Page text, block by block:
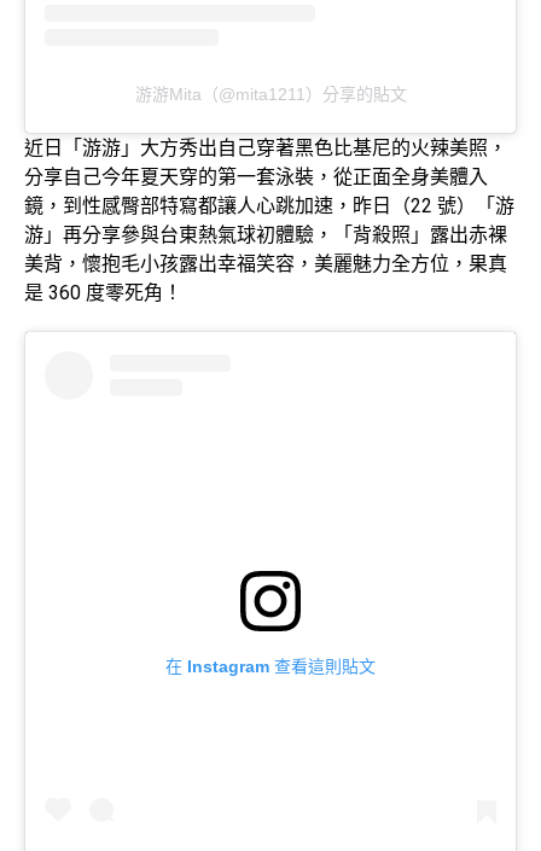
游游Mita（@mita1211）分享的貼文
近日「游游」大方秀出自己穿著黑色比基尼的火辣美照，
分享自己今年夏天穿的第一套泳裝，從正面全身美體入
鏡，到性感臀部特寫都讓人心跳加速，昨日（22 號）「游
游」再分享參與台東熱氣球初體驗，「背殺照」露出赤裸
美背，懷抱毛小孩露出幸福笑容，美麗魅力全方位，果真
是 360 度零死角！
在 Instagram 查看這則貼文